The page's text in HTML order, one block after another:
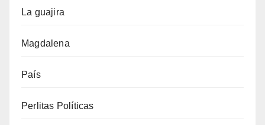
La guajira
Magdalena
País
Perlitas Políticas